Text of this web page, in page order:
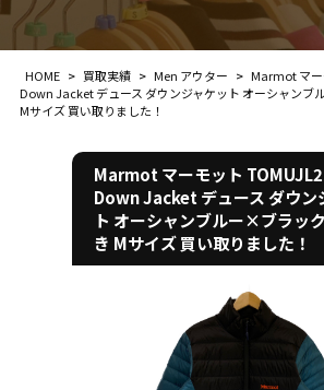
HOME > 買取実績 > Men アウター > Marmot マ
Down Jacket デュース ダウンジャケット オーシャンブ
Mサイズ 買い取りました！
Marmot マーモット
Down Jacket デュース ダウン
ト オーシャンブルー×ブラッ
き Mサイズ 買い取りました！